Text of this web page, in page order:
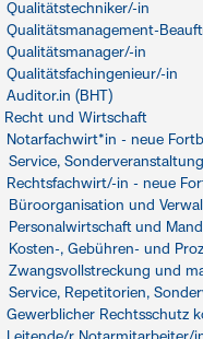
Qualitätstechniker/-in
Qualitätsmanagement-
Qualitätsmanager/-in
Qualitätsfachingenieur/-in
Auditor.in (BHT)
Recht und Wirtschaft
Notarfachwirt*in - neue
Service,
Rechtsfachwirt/-in - neue
Büroorganisation und
Personalwirtschaft und
Kosten-, Gebühren- und
Zwangsvollstreckung und
Service, Repetitorien,
Gewerblicher Rechtsschutz